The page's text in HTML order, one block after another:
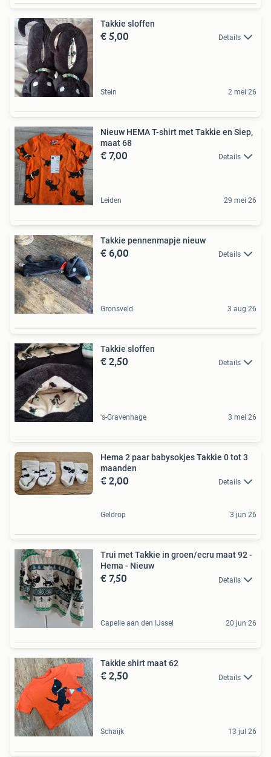
Takkie sloffen
€ 5,00 Details
Stein 2 mei 26
Nieuw HEMA T-shirt met Takkie en Siep,
maat 68
€ 7,00 Details
Leiden 29 mei 26
Takkie pennenmapje nieuw
€ 6,00 Details
Gronsveld 3 aug 26
Takkie sloffen
€ 2,50 Details
's-Gravenhage 3 mei 26
Hema 2 paar babysokjes Takkie 0 tot 3
maanden
€ 2,00 Details
Geldrop 3 jun 26
Trui met Takkie in groen/ecru maat 92 -
Hema - Nieuw
€ 7,50 Details
Capelle aan den IJssel 20 jun 26
Takkie shirt maat 62
€ 2,50 Details
Schaijk 13 jul 26